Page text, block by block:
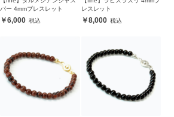
パー 4mmブレスレット
6,000
レスレット
8,000